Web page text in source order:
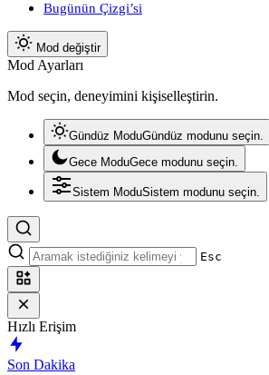
Bugünün Çizgi’si
Mod değiştir
Mod Ayarları
Mod seçin, deneyimini kişiselleştirin.
Gündüz ModuGündüz modunu seçin.
Gece ModuGece modunu seçin.
Sistem ModuSistem modunu seçin.
Esc
Hızlı Erişim
Son Dakika